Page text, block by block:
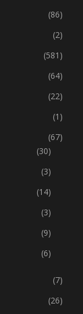
(86)
(2)
(581)
(64)
(22)
(1)
(67)
(30)
(3)
(14)
(3)
(9)
(6)
(7)
(26)